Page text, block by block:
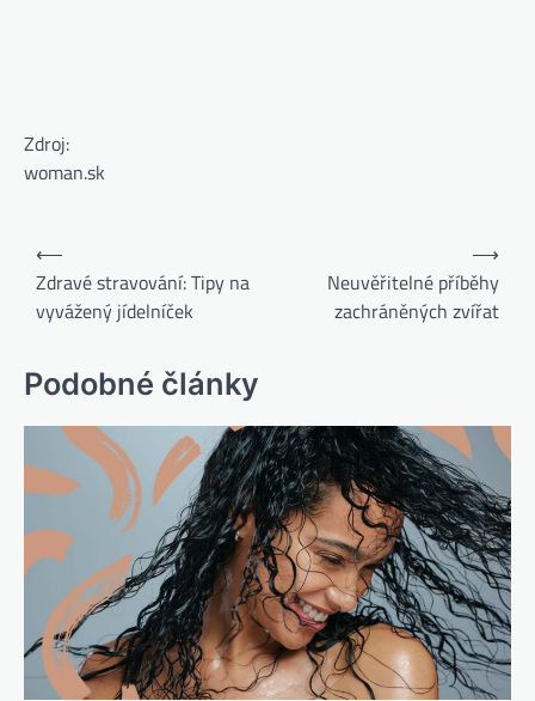
Zdroj:
woman.sk
⟵
Zdravé stravování: Tipy na
vyvážený jídelníček
Neuvěřitelné příběhy
zachráněných zvířat
⟶
Podobné články